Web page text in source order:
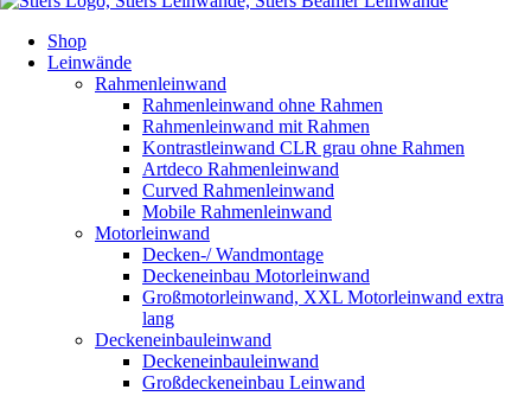
Shop
Leinwände
Rahmenleinwand
Rahmenleinwand ohne Rahmen
Rahmenleinwand mit Rahmen
Kontrastleinwand CLR grau ohne Rahmen
Artdeco Rahmenleinwand
Curved Rahmenleinwand
Mobile Rahmenleinwand
Motorleinwand
Decken-/ Wandmontage
Deckeneinbau Motorleinwand
Großmotorleinwand, XXL Motorleinwand extra
lang
Deckeneinbauleinwand
Deckeneinbauleinwand
Großdeckeneinbau Leinwand